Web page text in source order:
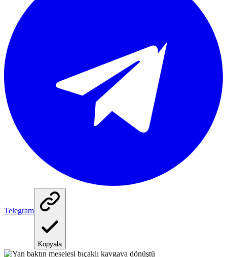
Telegram
Kopyala